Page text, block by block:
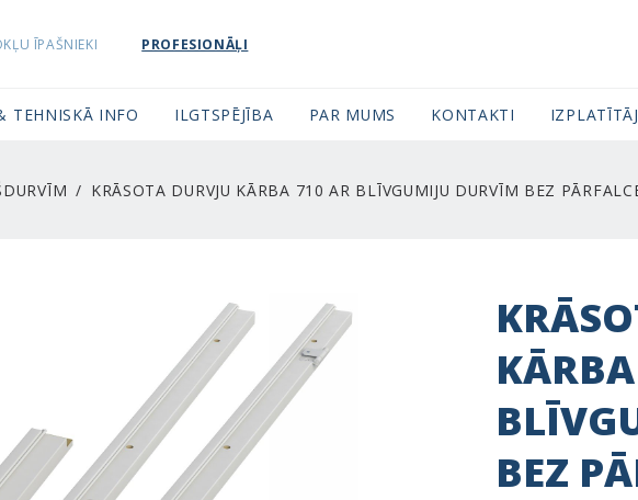
ĪPAŠNIEKI PROFESIONĀĻI
TEHNISKĀ INFO ILGTSPĒJĪBA PAR MUMS KONTAKTI
KRĀSOTA DURVJU KĀRBA 710 AR BLĪVGUMIJU DURVĪM BEZ
BEZ